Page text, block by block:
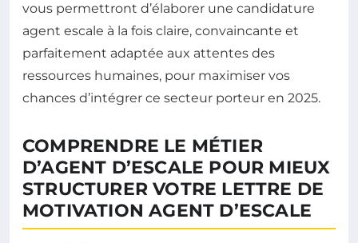
vous permettront d’élaborer une candidature
agent escale à la fois claire, convaincante et
parfaitement adaptée aux attentes des
ressources humaines, pour maximiser vos
chances d’intégrer ce secteur porteur en 2025.
COMPRENDRE LE MÉTIER
D’AGENT D’ESCALE POUR MIEUX
STRUCTURER VOTRE LETTRE DE
MOTIVATION AGENT D’ESCALE